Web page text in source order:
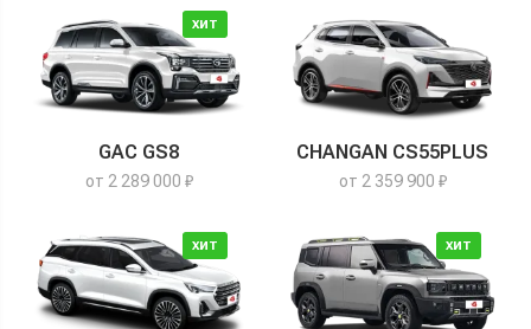
ХИТ
GAC GS8
от 2 289 000 ₽
CHANGAN CS55PLUS
от 2 359 900 ₽
ХИТ ХИТ